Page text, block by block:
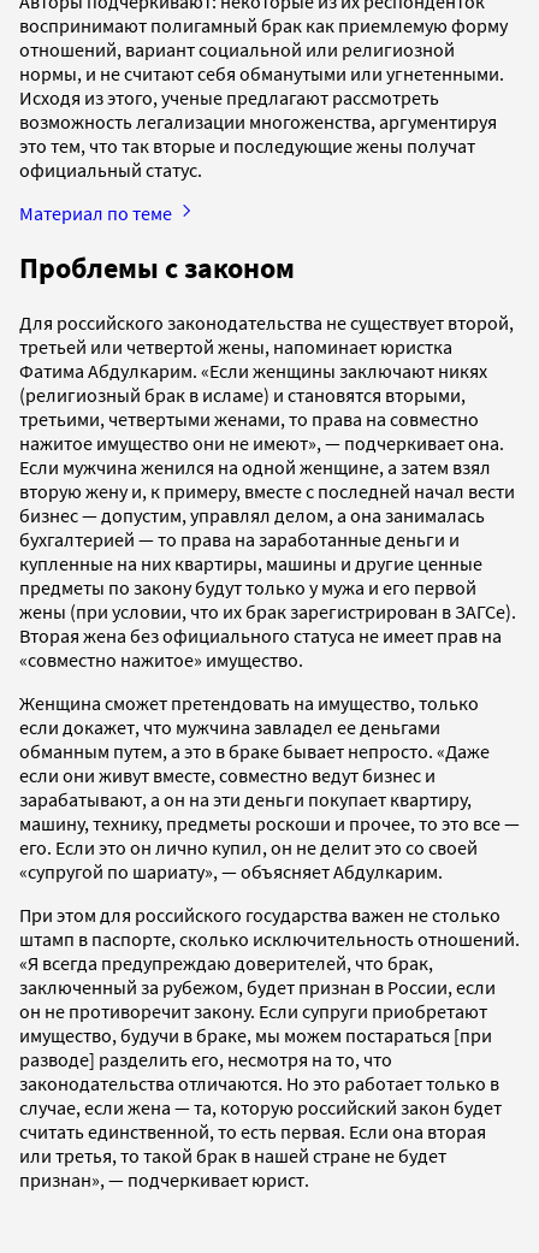
воспринимают полигамный брак как приемлемую форму
отношений, вариант социальной или религиозной
нормы, и не считают себя обманутыми или угнетенными.
Исходя из этого, ученые предлагают рассмотреть
возможность легализации многоженства, аргументируя
это тем, что так вторые и последующие жены получат
официальный статус.
Материал по теме
Проблемы с законом
Для российского законодательства не существует второй,
третьей или четвертой жены, напоминает юристка
Фатима Абдулкарим. «Если женщины заключают никях
(религиозный брак в исламе) и становятся вторыми,
третьими, четвертыми женами, то права на совместно
нажитое имущество они не имеют», — подчеркивает она.
Если мужчина женился на одной женщине, а затем взял
вторую жену и, к примеру, вместе с последней начал вести
бизнес — допустим, управлял делом, а она занималась
бухгалтерией — то права на заработанные деньги и
купленные на них квартиры, машины и другие ценные
предметы по закону будут только у мужа и его первой
жены (при условии, что их брак зарегистрирован в ЗАГСе).
Вторая жена без официального статуса не имеет прав на
«совместно нажитое» имущество.
Женщина сможет претендовать на имущество, только
если докажет, что мужчина завладел ее деньгами
обманным путем, а это в браке бывает непросто. «Даже
если они живут вместе, совместно ведут бизнес и
зарабатывают, а он на эти деньги покупает квартиру,
машину, технику, предметы роскоши и прочее, то это все —
его. Если это он лично купил, он не делит это со своей
«супругой по шариату», — объясняет Абдулкарим.
При этом для российского государства важен не столько
штамп в паспорте, сколько исключительность отношений.
«Я всегда предупреждаю доверителей, что брак,
заключенный за рубежом, будет признан в России, если
он не противоречит закону. Если супруги приобретают
имущество, будучи в браке, мы можем постараться [при
разводе] разделить его, несмотря на то, что
законодательства отличаются. Но это работает только в
случае, если жена — та, которую российский закон будет
считать единственной, то есть первая. Если она вторая
или третья, то такой брак в нашей стране не будет
признан», — подчеркивает юрист.